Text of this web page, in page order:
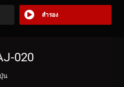
สำรอง
020
น